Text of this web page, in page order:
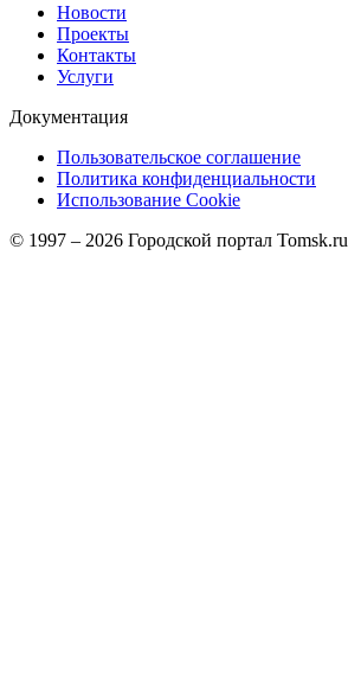
Новости
Проекты
Контакты
Услуги
Документация
Пользовательское соглашение
Политика конфиденциальности
Использование Cookie
© 1997 – 2026 Городской портал Tomsk.ru